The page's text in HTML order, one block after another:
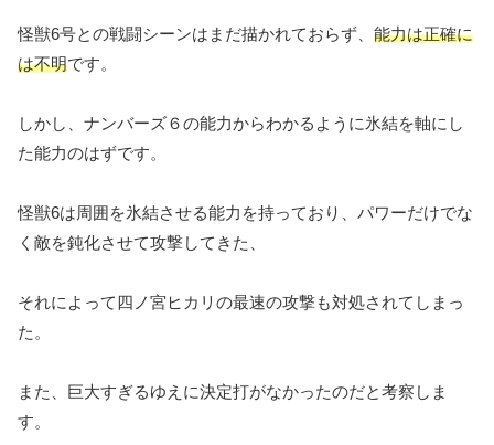
怪獣6号との戦闘シーンはまだ描かれておらず、 能力は正確に
は不明です。
しかし、ナンバーズ６の能力からわかるように氷結を軸にし
た能力のはずです。
怪獣6は周囲を氷結させる能力を持っており、パワーだけでな
く敵を鈍化させて攻撃してきた、
それによって四ノ宮ヒカリの最速の攻撃も対処されてしまっ
た。
また、巨大すぎるゆえに決定打がなかったのだと考察しま
す。